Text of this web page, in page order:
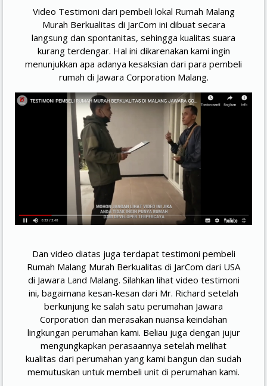
Video Testimoni dari pembeli lokal Rumah Malang
Murah Berkualitas di JarCom ini dibuat secara
langsung dan spontanitas, sehingga kualitas suara
kurang terdengar. Hal ini dikarenakan kami ingin
menunjukkan apa adanya kesaksian dari para pembeli
rumah di Jawara Corporation Malang.
Dan video diatas juga terdapat testimoni pembeli
Rumah Malang Murah Berkualitas di JarCom dari USA
di Jawara Land Malang. Silahkan lihat video testimoni
ini, bagaimana kesan-kesan dari Mr. Richard setelah
berkunjung ke salah satu perumahan Jawara
Corporation dan merasakan nuansa keindahan
lingkungan perumahan kami. Beliau juga dengan jujur
mengungkapkan perasaannya setelah melihat
kualitas dari perumahan yang kami bangun dan sudah
memutuskan untuk membeli unit di perumahan kami.